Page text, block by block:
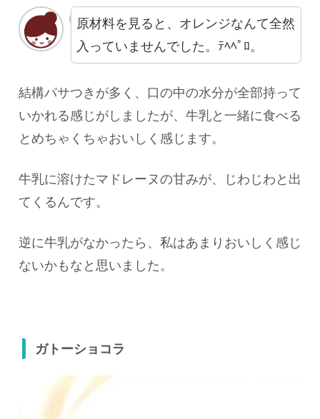
原材料を見ると、オレンジなんて全然
入っていませんでした。ﾃﾍﾍﾟﾛ。
結構パサつきが多く、口の中の水分が全部持って
いかれる感じがしましたが、牛乳と一緒に食べる
とめちゃくちゃおいしく感じます。
牛乳に溶けたマドレーヌの甘みが、じわじわと出
てくるんです。
逆に牛乳がなかったら、私はあまりおいしく感じ
ないかもなと思いました。
ガトーショコラ